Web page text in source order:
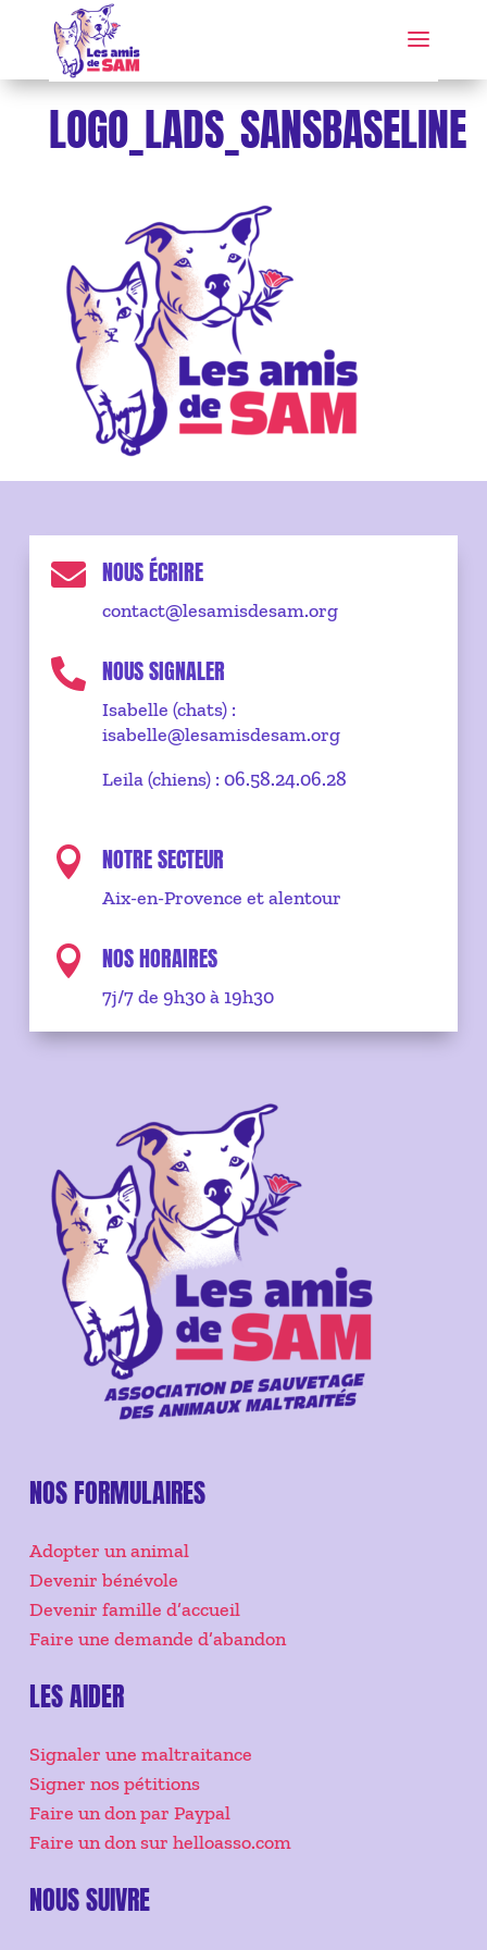
LOGO_LADS_SANSBASELINE
 NOUS ÉCRIRE
contact@lesamisdesam.org
 NOUS SIGNALER
Isabelle (chats) :
isabelle@lesamisdesam.org
Leila (chiens) : 06.58.24.06.28
 NOTRE SECTEUR
Aix-en-Provence et alentour
 NOS HORAIRES
7j/7 de 9h30 à 19h30
NOS FORMULAIRES
Adopter un animal
Devenir bénévole
Devenir famille d’accueil
Faire une demande d’abandon
LES AIDER
Signaler une maltraitance
Signer nos pétitions
Faire un don par Paypal
Faire un don sur helloasso.com
NOUS SUIVRE